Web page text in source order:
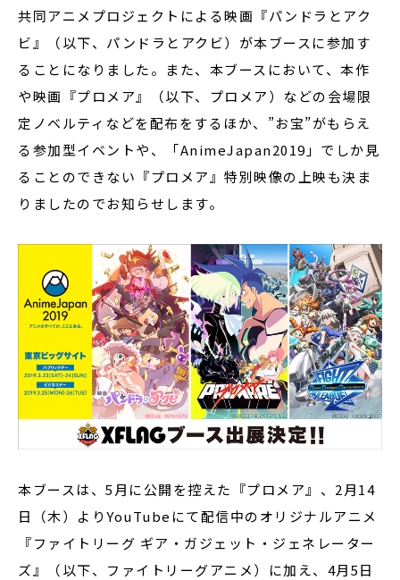
共同アニメプロジェクトによる映画『パンドラとアク
ビ』（以下、パンドラとアクビ）が本ブースに参加す
ることになりました。また、本ブースにおいて、本作
や映画『プロメア』（以下、プロメア）などの会場限
定ノベルティなどを配布をするほか、”お宝”がもらえ
る参加型イベントや、「AnimeJapan2019」でしか見
ることのできない『プロメア』特別映像の上映も決ま
りましたのでお知らせします。
本ブースは、5月に公開を控えた『プロメア』、2月14
日（木）よりYouTubeにて配信中のオリジナルアニメ
『ファイトリーグ ギア・ガジェット・ジェネレーター
ズ』（以下、ファイトリーグアニメ）に加え、4月5日